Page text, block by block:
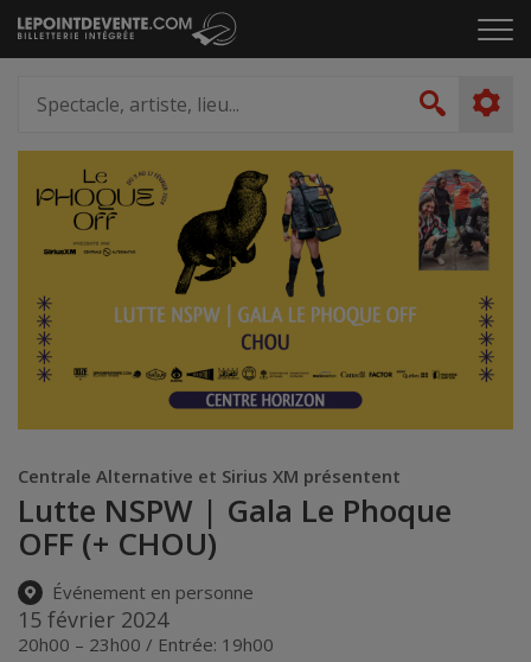
Passer
au
le
artiste,
lieu...
Centrale Alternative et Sirius XM présentent
Lutte NSPW | Gala Le Phoque
OFF (+ CHOU)
Événement en personne
15 février 2024
20h00 – 23h00 / Entrée: 19h00